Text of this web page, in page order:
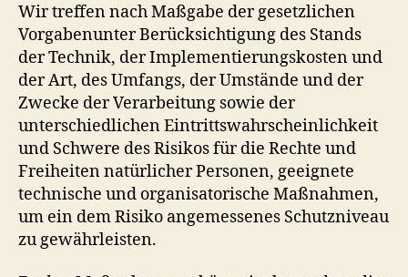
Wir treffen nach Maßgabe der gesetzlichen
Vorgabenunter Berücksichtigung des Stands
der Technik, der Implementierungskosten und
der Art, des Umfangs, der Umstände und der
Zwecke der Verarbeitung sowie der
unterschiedlichen Eintrittswahrscheinlichkeit
und Schwere des Risikos für die Rechte und
Freiheiten natürlicher Personen, geeignete
technische und organisatorische Maßnahmen,
um ein dem Risiko angemessenes Schutzniveau
zu gewährleisten.